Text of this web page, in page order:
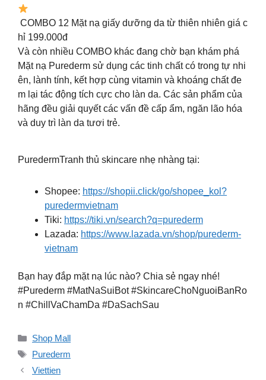
COMBO 12 Mặt nạ giấy dưỡng da từ thiên nhiên giá c
hỉ 199.000đ
Và còn nhiều COMBO khác đang chờ bạn khám phá
Mặt nạ Purederm sử dụng các tinh chất có trong tự nhi
ên, lành tính, kết hợp cùng vitamin và khoáng chất đe
m lại tác động tích cực cho làn da. Các sản phẩm của
hãng đều giải quyết các vấn đề cấp ẩm, ngăn lão hóa
và duy trì làn da tươi trẻ.
PuredermTranh thủ skincare nhẹ nhàng tại:
Shopee: https://shopii.click/go/shopee_kol?
puredermvietnam
Tiki: https://tiki.vn/search?q=purederm
Lazada: https://www.lazada.vn/shop/purederm-
vietnam
Bạn hay đắp mặt nạ lúc nào? Chia sẻ ngay nhé!
#Purederm #MatNaSuiBot #SkincareChoNguoiBanRo
n #ChillVaChamDa #DaSachSau
Danh
mục
Shop Mall
Thẻ
Purederm
Viettien